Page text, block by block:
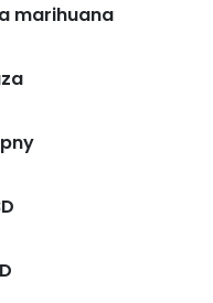
marihuana